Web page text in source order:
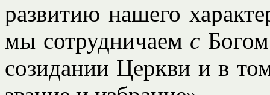
развитию нашего
мы сотрудничаем с
созидании Церкви и в